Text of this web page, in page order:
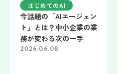
はじめてのAI
今話題の「AIエージェン
ト」とは？中小企業の業
務が変わる次の一手
2026.06.08